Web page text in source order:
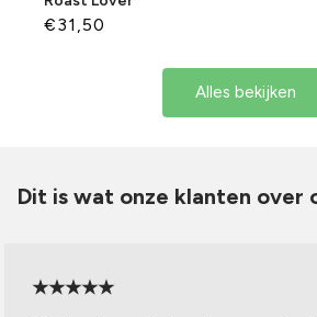
Normale
€31,50
Alles bekijken
Dit is wat onze klanten over
★★★★★